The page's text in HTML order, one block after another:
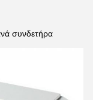
συνδετήρα